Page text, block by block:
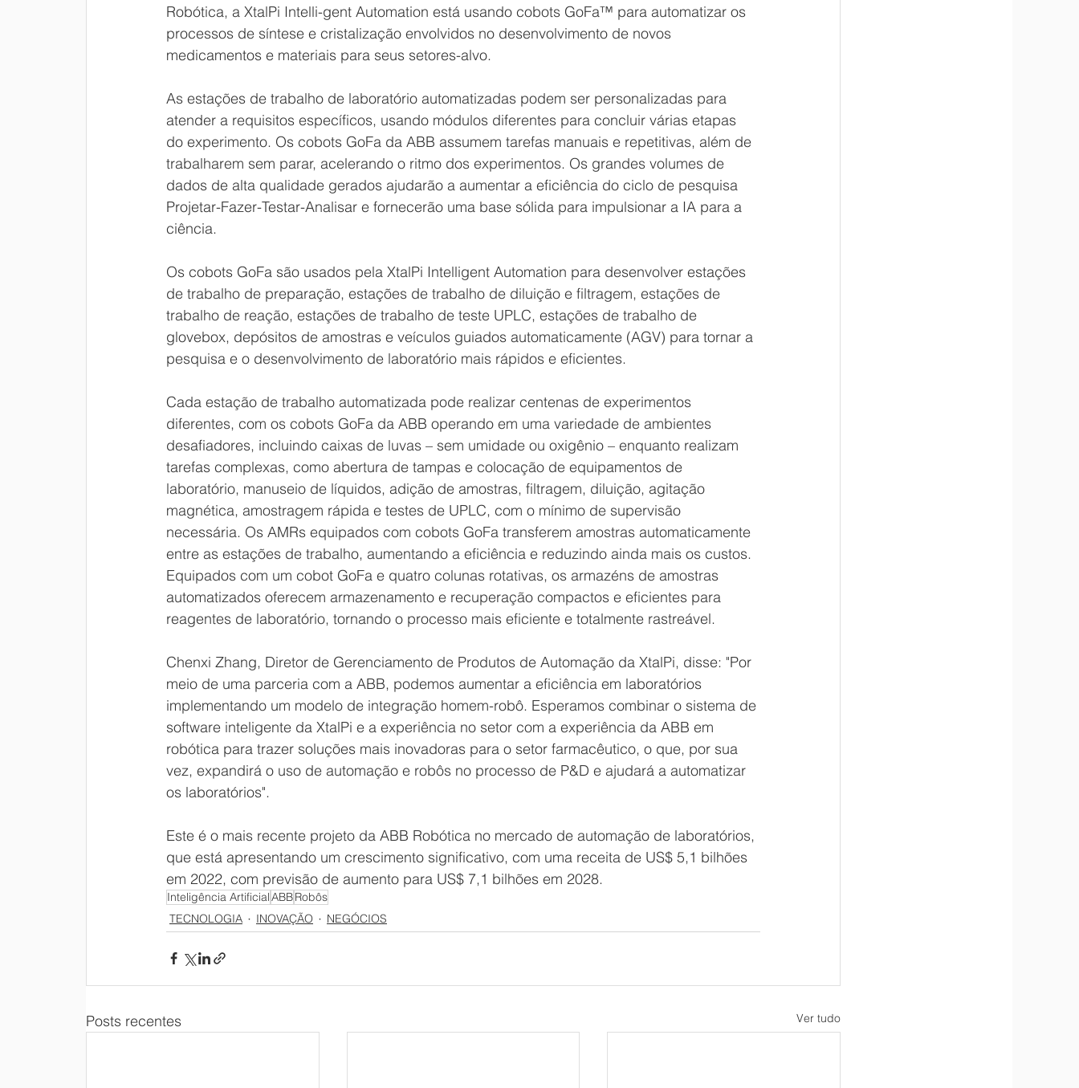
Robótica, a XtalPi Intelli-gent Automation está usando cobots GoFa™ para automatizar os
processos de síntese e cristalização envolvidos no desenvolvimento de novos
medicamentos e materiais para seus setores-alvo.
As estações de trabalho de laboratório automatizadas podem ser personalizadas para
atender a requisitos específicos, usando módulos diferentes para concluir várias etapas
do experimento. Os cobots GoFa da ABB assumem tarefas manuais e repetitivas, além de
trabalharem sem parar, acelerando o ritmo dos experimentos. Os grandes volumes de
dados de alta qualidade gerados ajudarão a aumentar a eficiência do ciclo de pesquisa
Projetar-Fazer-Testar-Analisar e fornecerão uma base sólida para impulsionar a IA para a
ciência.
Os cobots GoFa são usados pela XtalPi Intelligent Automation para desenvolver estações
de trabalho de preparação, estações de trabalho de diluição e filtragem, estações de
trabalho de reação, estações de trabalho de teste UPLC, estações de trabalho de
glovebox, depósitos de amostras e veículos guiados automaticamente (AGV) para tornar a
pesquisa e o desenvolvimento de laboratório mais rápidos e eficientes.
Cada estação de trabalho automatizada pode realizar centenas de experimentos
diferentes, com os cobots GoFa da ABB operando em uma variedade de ambientes
desafiadores, incluindo caixas de luvas – sem umidade ou oxigênio – enquanto realizam
tarefas complexas, como abertura de tampas e colocação de equipamentos de
laboratório, manuseio de líquidos, adição de amostras, filtragem, diluição, agitação
magnética, amostragem rápida e testes de UPLC, com o mínimo de supervisão
necessária. Os AMRs equipados com cobots GoFa transferem amostras automaticamente
entre as estações de trabalho, aumentando a eficiência e reduzindo ainda mais os custos.
Equipados com um cobot GoFa e quatro colunas rotativas, os armazéns de amostras
automatizados oferecem armazenamento e recuperação compactos e eficientes para
reagentes de laboratório, tornando o processo mais eficiente e totalmente rastreável.
Chenxi Zhang, Diretor de Gerenciamento de Produtos de Automação da XtalPi, disse: "Por
meio de uma parceria com a ABB, podemos aumentar a eficiência em laboratórios
implementando um modelo de integração homem-robô. Esperamos combinar o sistema de
software inteligente da XtalPi e a experiência no setor com a experiência da ABB em
robótica para trazer soluções mais inovadoras para o setor farmacêutico, o que, por sua
vez, expandirá o uso de automação e robôs no processo de P&D e ajudará a automatizar
os laboratórios".
Este é o mais recente projeto da ABB Robótica no mercado de automação de laboratórios,
que está apresentando um crescimento significativo, com uma receita de US$ 5,1 bilhões
em 2022, com previsão de aumento para US$ 7,1 bilhões em 2028.
Inteligência ArtificialABBRobôs
TECNOLOGIA
INOVAÇÃO NEGÓCIOS
Posts recentes Ver tudo